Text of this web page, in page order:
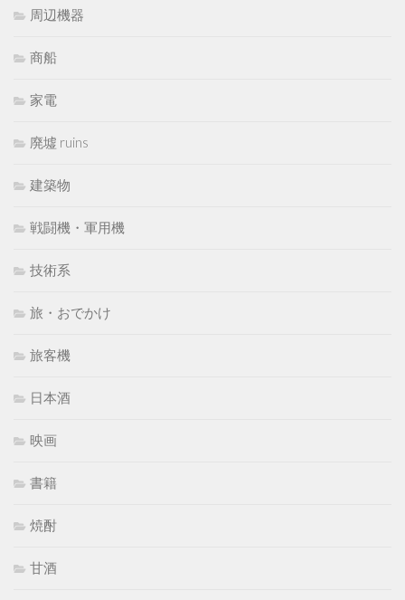
周辺機器
商船
家電
廃墟 ruins
建築物
戦闘機・軍用機
技術系
旅・おでかけ
旅客機
日本酒
映画
書籍
焼酎
甘酒